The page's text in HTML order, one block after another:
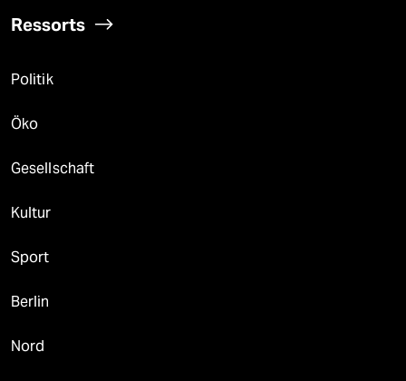
Ressorts
Politik
Öko
Gesellschaft
Kultur
Sport
Berlin
Nord